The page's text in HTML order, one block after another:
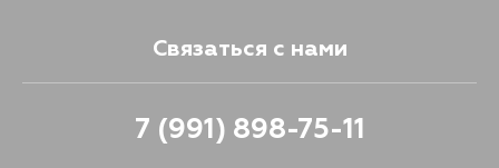
Связаться с нами
7 (991) 898-75-11